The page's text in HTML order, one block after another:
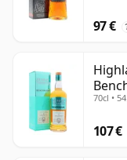
97 €
70cl •
107 €